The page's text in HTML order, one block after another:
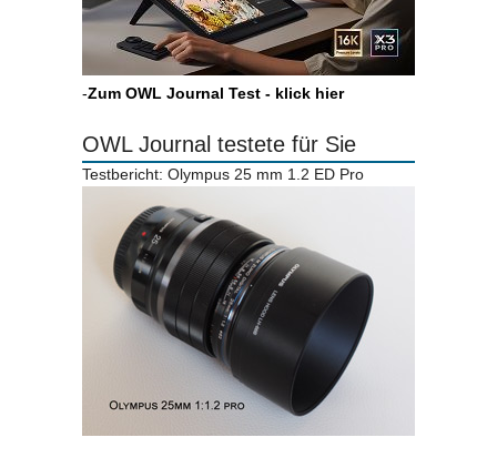
-Zum OWL Journal Test - klick hier
OWL Journal testete für Sie
Testbericht: Olympus 25 mm 1.2 ED Pro